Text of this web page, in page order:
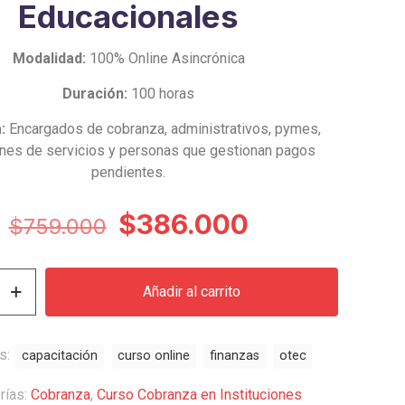
Educacionales
Modalidad: 100% Online Asincrónica
Duración: 100 horas
Encargados de cobranza, administrativos, pymes,
de servicios y personas que gestionan pagos
pendientes.
$759.000 El
original
era:
$386.000El
actual
Añadir al carrito
Cobranza, Curso Cobranza en Instituciones
capacitación curso online finanzas otec